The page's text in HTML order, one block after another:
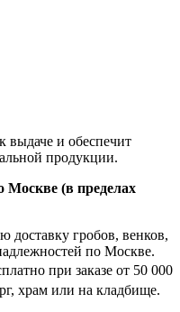
выдаче и обеспечит
продукции.
Москве (в пределах
гробов, венков,
по Москве.
при заказе от 50 000
храм или на кладбище.